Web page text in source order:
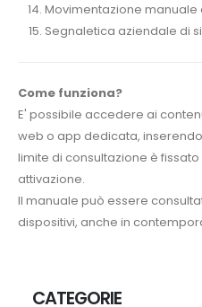
Movimentazione manuale
Segnaletica aziendale di
Come funziona?
E' possibile accedere ai
web o app dedicata, inserendo
limite di consultazione è
attivazione.
Il manuale può essere
dispositivi, anche in
CATEGORIE